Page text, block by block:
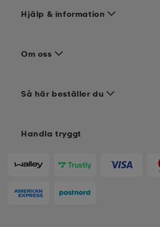
Hjälp & information
Om oss
Handla tryggt
Så här beställer du